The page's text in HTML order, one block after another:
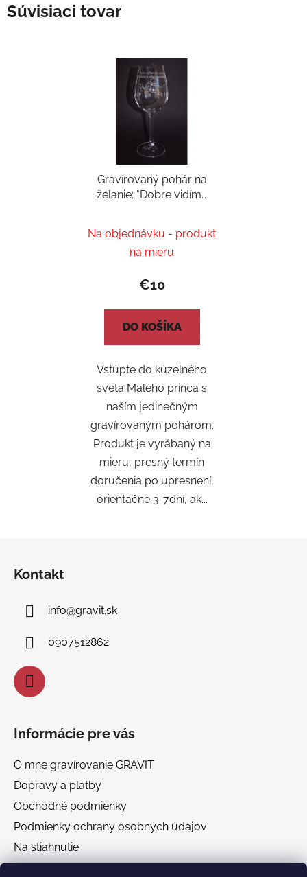
Súvisiaci tovar
Gravírovaný pohár na
želanie: "Dobre vidíme
hodnotenie
produktu
5
Na objednávku - produkt
na mieru
€10
DO KOŠÍKA
Vstúpte do kúzelného
sveta Malého princa s
naším jedinečným
gravírovaným pohárom.
Produkt je vyrábaný na
mieru, presný termín
doručenia po upresnení,
orientačne 3-7dní, ak...
Kontakt
info@gravit.sk
0907512862
Informácie pre vás
O mne gravírovanie GRAVIT
Dopravy a platby
Obchodné podmienky
Podmienky ochrany osobných údajov
Na stiahnutie